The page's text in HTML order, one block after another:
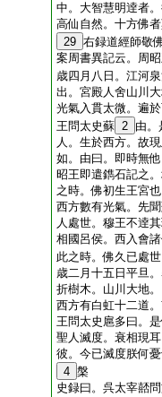
中。大智慧明逹者
高仙自然。十方佛
29 右録道經師敬
案周書異記云。周
歳四月八日。江河
出。宮殿人舍山川
光氣入貫太微。遍
王問太史蘇 2 由。
人。生於西方。故
如。由曰。即時無
昭王即遣鐫石記之
之時。佛初生王宮
西方數有光氣。先
人處世。穆王不逹
相國呂侯。西入會
此之時。佛久已處
歳二月十五日平旦
折樹木。山川大地
西方有白虹十二道
王問太史扈多曰。
聖人滅度。衰相現
彼。今已滅度朕何
4 槃
史録曰。呉太宰嚭